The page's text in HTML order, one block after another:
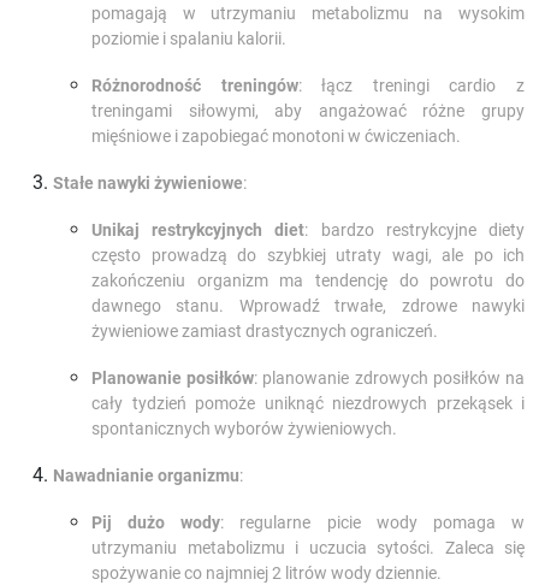
pomagają w utrzymaniu metabolizmu na wysokim
poziomie i spalaniu kalorii.
Różnorodność treningów: łącz treningi cardio z
treningami siłowymi, aby angażować różne grupy
mięśniowe i zapobiegać monotoni w ćwiczeniach.
Stałe nawyki żywieniowe:
Unikaj restrykcyjnych diet: bardzo restrykcyjne diety
często prowadzą do szybkiej utraty wagi, ale po ich
zakończeniu organizm ma tendencję do powrotu do
dawnego stanu. Wprowadź trwałe, zdrowe nawyki
żywieniowe zamiast drastycznych ograniczeń.
Planowanie posiłków: planowanie zdrowych posiłków na
cały tydzień pomoże uniknąć niezdrowych przekąsek i
spontanicznych wyborów żywieniowych.
Nawadnianie organizmu:
Pij dużo wody: regularne picie wody pomaga w
utrzymaniu metabolizmu i uczucia sytości. Zaleca się
spożywanie co najmniej 2 litrów wody dziennie.